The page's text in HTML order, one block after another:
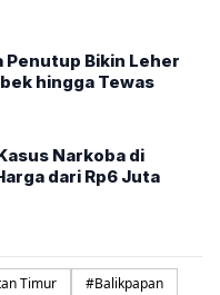
Penutup Bikin Leher
hingga Tewas
Narkoba di
dari Rp6 Juta
Timur #Balikpapan